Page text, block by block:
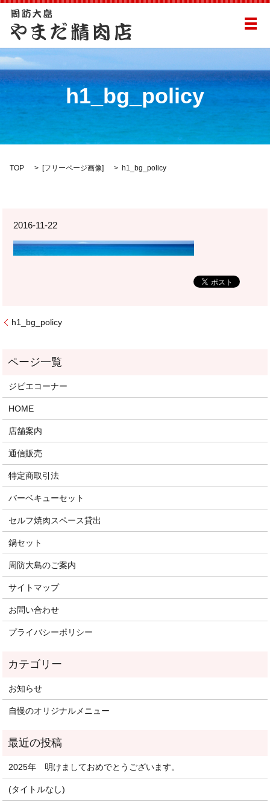
メ
h1_bg_policy
TOP [フリーページ画像] h1_bg_policy
2016-11-22
h1_bg_policy
ジビエコーナー
HOME
店舗案内
通信販売
特定商取引法
バーベキューセット
セルフ焼肉スペース貸出
鍋セット
周防大島のご案内
サイトマップ
お問い合わせ
プライバシーポリシー
お知らせ
自慢のオリジナルメニュー
2025年 明けましておめでとうございます。
(タイトルなし)